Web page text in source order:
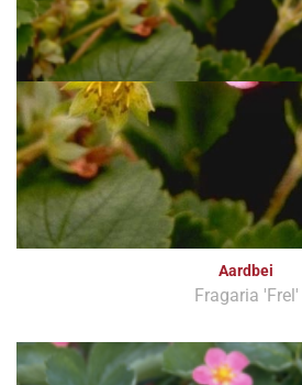
Aardbei
Fragaria 'Frel'